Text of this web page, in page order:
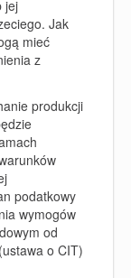
jej
Jak
mieć
z
produkcji
podatkowy
wymogów
od
ustawa o CIT)